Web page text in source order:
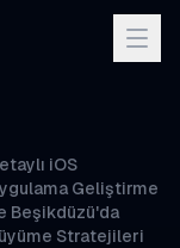
iOS
Geliştirme
Beşikdüzü'da
Stratejileri